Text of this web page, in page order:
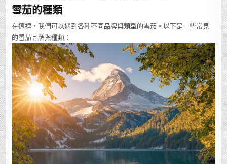
雪茄的種類
在這裡，我們可以遇到各種不同品牌與類型的雪茄。以下是一些常見
的雪茄品牌與種類：